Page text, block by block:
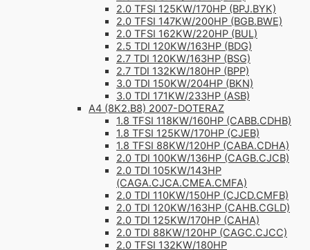
2.0 TFSI 125KW/170HP (BPJ.BYK)
2.0 TFSI 147KW/200HP (BGB.BWE)
2.0 TFSI 162KW/220HP (BUL)
2.5 TDI 120KW/163HP (BDG)
2.7 TDI 120KW/163HP (BSG)
2.7 TDI 132KW/180HP (BPP)
3.0 TDI 150KW/204HP (BKN)
3.0 TDI 171KW/233HP (ASB)
A4 (8K2.B8) 2007-DOTERAZ
1.8 TFSI 118KW/160HP (CABB.CDHB)
1.8 TFSI 125KW/170HP (CJEB)
1.8 TFSI 88KW/120HP (CABA.CDHA)
2.0 TDI 100KW/136HP (CAGB.CJCB)
2.0 TDI 105KW/143HP
(CAGA.CJCA.CMEA.CMFA)
2.0 TDI 110KW/150HP (CJCD.CMFB)
2.0 TDI 120KW/163HP (CAHB.CGLD)
2.0 TDI 125KW/170HP (CAHA)
2.0 TDI 88KW/120HP (CAGC.CJCC)
2.0 TFSI 132KW/180HP